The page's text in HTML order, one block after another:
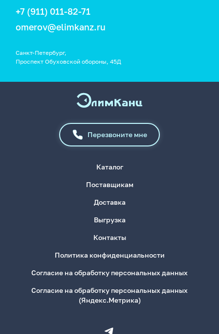
+7 (911) 011-82-71
omerov@elimkanz.ru
Санкт-Петербург,
Проспект Обуховской обороны, 45Д
Перезвоните мне
Каталог
Поставщикам
Доставка
Выгрузка
Контакты
Политика конфиденциальности
Согласие на обработку персональных данных
Согласие на обработку персональных данных
(Яндекс.Метрика)